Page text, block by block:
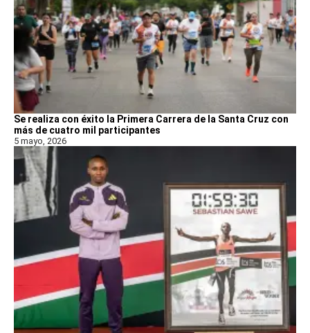
Se realiza con éxito la Primera Carrera de la Santa Cruz con
más de cuatro mil participantes
5 mayo, 2026